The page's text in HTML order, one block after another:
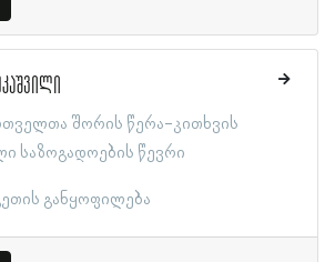
შორის წერა-კითხვის
საზოგადოების წევრი
განყოფილება